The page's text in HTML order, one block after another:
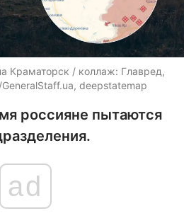
Краматорск / коллаж: Главред,
deepstatemap
россияне пытаются
ad